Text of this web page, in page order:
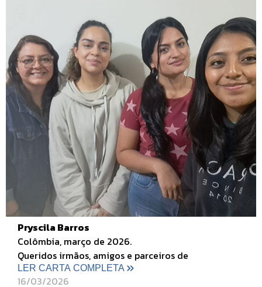
Pryscila Barros
Colômbia, março de 2026.
Queridos irmãos, amigos e parceiros de
LER CARTA COMPLETA
16/03/2026